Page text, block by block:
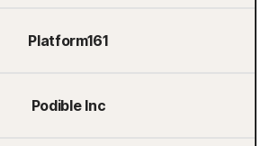
Platform161
Podible Inc